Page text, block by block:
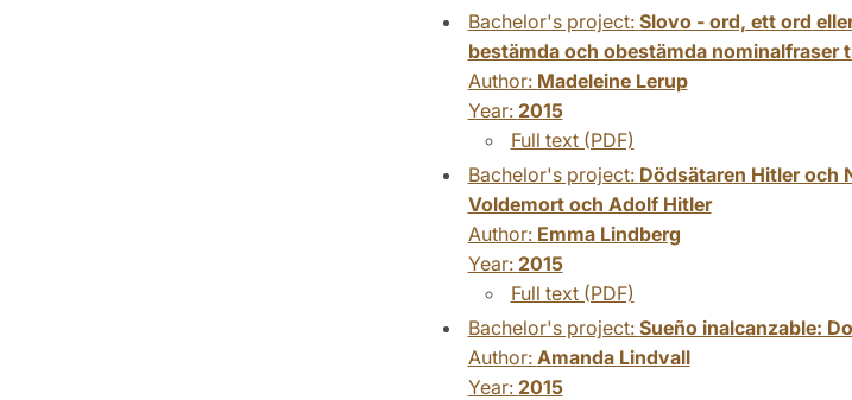
Bachelor's project: Slovo - ord, ett ord
bestämda och obestämda nominalfraser
Author: Madeleine Lerup
Year: 2015
Full text (PDF)
Bachelor's project: Dödsätaren Hitler och
Voldemort och Adolf Hitler
Author: Emma Lindberg
Year: 2015
Full text (PDF)
Bachelor's project: Sueño inalcanzable:
Author: Amanda Lindvall
Year: 2015